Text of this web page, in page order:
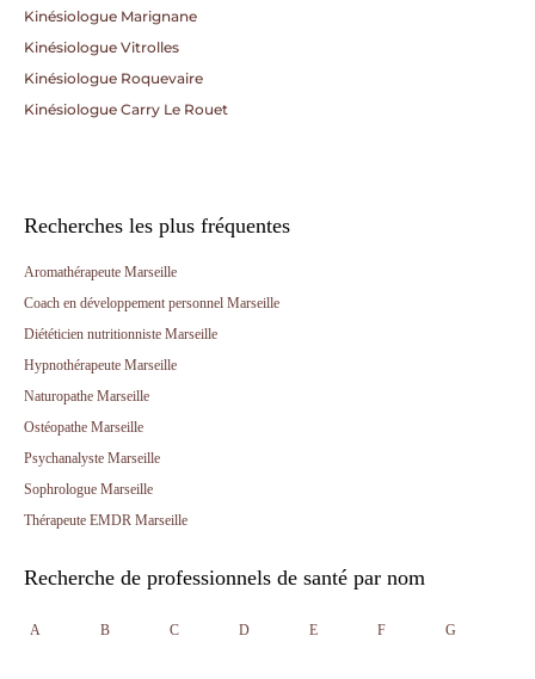
Kinésiologue Marignane
Kinésiologue Vitrolles
Kinésiologue Roquevaire
Kinésiologue Carry Le Rouet
Recherches les plus fréquentes
Aromathérapeute Marseille
Coach en développement personnel Marseille
Diététicien nutritionniste Marseille
Hypnothérapeute Marseille
Naturopathe Marseille
Ostéopathe Marseille
Psychanalyste Marseille
Sophrologue Marseille
Thérapeute EMDR Marseille
Recherche de professionnels de santé par nom
A B C D E F G